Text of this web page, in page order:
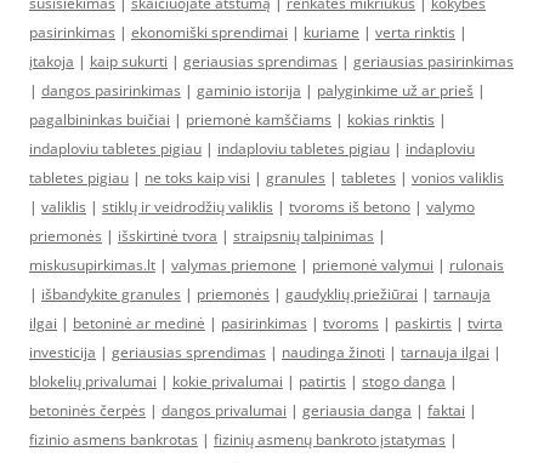
pasirinkimas | ekonomiški sprendimai | kuriame | verta rinktis |
įtakoja | kaip sukurti | geriausias sprendimas | geriausias pasirinkimas
| dangos pasirinkimas | gaminio istorija | palyginkime už ar prieš |
pagalbininkas buičiai | priemonė kamščiams | kokias rinktis |
indaploviu tabletes pigiau | indaploviu tabletes pigiau | indaploviu
tabletes pigiau | ne toks kaip visi | granules | tabletes | vonios valiklis
| valiklis | stiklų ir veidrodžių valiklis | tvoroms iš betono | valymo
priemonės | išskirtinė tvora | straipsnių talpinimas |
miskusupirkimas.lt | valymas priemone | priemonė valymui | rulonais
| išbandykite granules | priemonės | gaudyklių priežiūrai | tarnauja
ilgai | betoninė ar medinė | pasirinkimas | tvoroms | paskirtis | tvirta
investicija | geriausias sprendimas | naudinga žinoti | tarnauja ilgai |
blokelių privalumai | kokie privalumai | patirtis | stogo danga |
betoninės čerpės | dangos privalumai | geriausia danga | faktai |
fizinio asmens bankrotas | fizinių asmenų bankroto įstatymas |